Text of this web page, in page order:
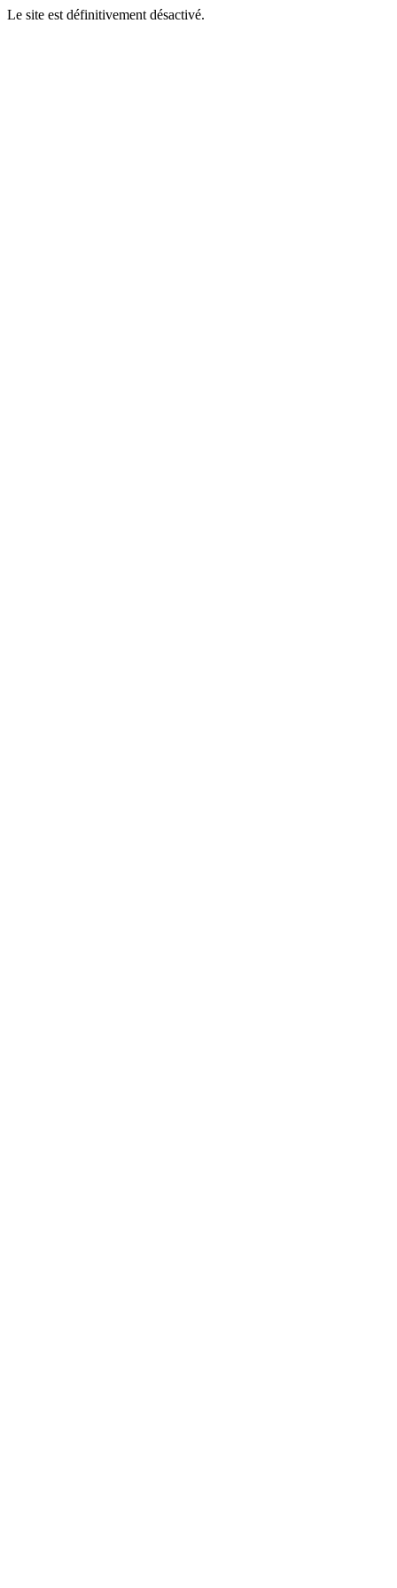
Le site est définitivement désactivé.